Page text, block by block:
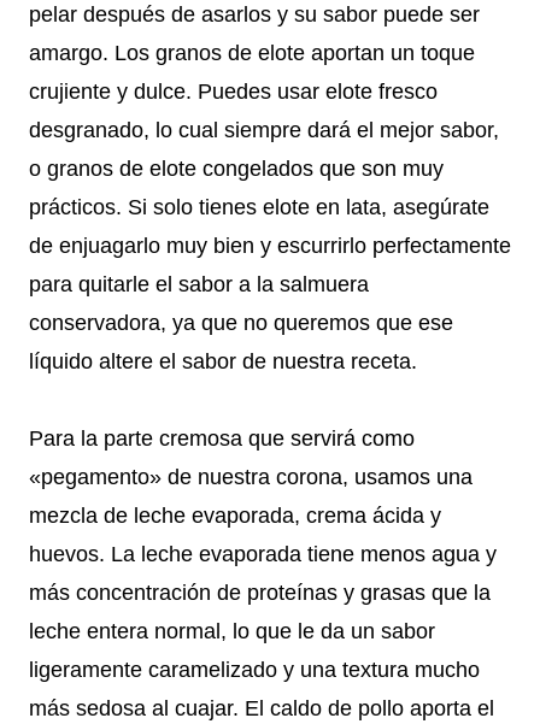
pelar después de asarlos y su sabor puede ser
amargo. Los granos de elote aportan un toque
crujiente y dulce. Puedes usar elote fresco
desgranado, lo cual siempre dará el mejor sabor,
o granos de elote congelados que son muy
prácticos. Si solo tienes elote en lata, asegúrate
de enjuagarlo muy bien y escurrirlo perfectamente
para quitarle el sabor a la salmuera
conservadora, ya que no queremos que ese
líquido altere el sabor de nuestra receta.
Para la parte cremosa que servirá como
«pegamento» de nuestra corona, usamos una
mezcla de leche evaporada, crema ácida y
huevos. La leche evaporada tiene menos agua y
más concentración de proteínas y grasas que la
leche entera normal, lo que le da un sabor
ligeramente caramelizado y una textura mucho
más sedosa al cuajar. El caldo de pollo aporta el